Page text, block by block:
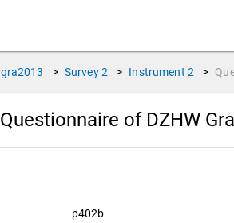
gra2013 > Survey 2 > Instrument 2 >
Questionnaire of DZHW
p402b